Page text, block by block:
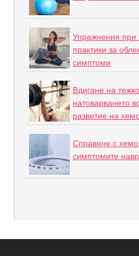
Упражнения при
практики за
симптоми
Вдигане на
натоварването
развитие на
Справяне с
симптомите